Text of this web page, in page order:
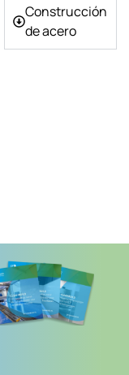
Construcción
de acero